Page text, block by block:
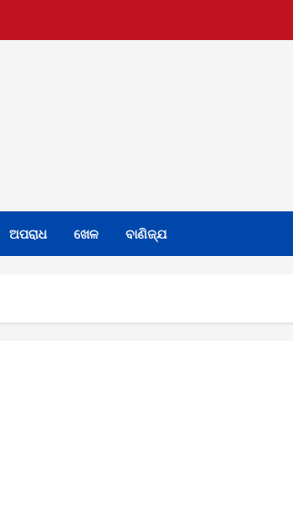
ଅପରାଧ ଖେଳ ବାଣିଜ୍ଯ